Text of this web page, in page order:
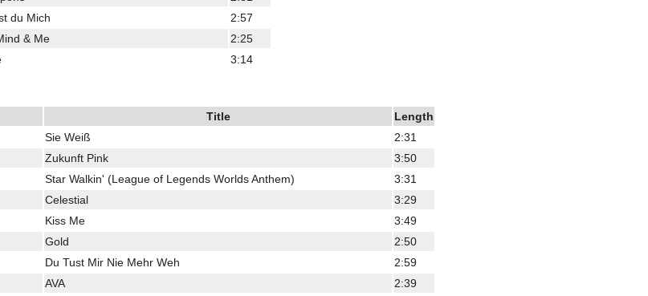
du Mich
2:57
& Me
2:25
3:14
Title
Length
Sie Weiß
2:31
Zukunft Pink
3:50
Star Walkin' (League of Legends Worlds Anthem)
3:31
Celestial
3:29
Kiss Me
3:49
Gold
2:50
Du Tust Mir Nie Mehr Weh
2:59
AVA 2:39